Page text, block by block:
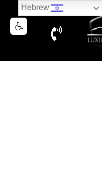
Hebrew